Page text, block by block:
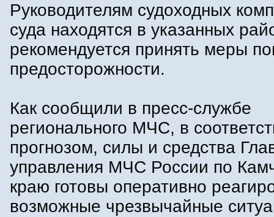
Руководителям судоходных
суда находятся в указанных
рекомендуется принять меры
предосторожности.
Как сообщили в пресс-службе
регионального МЧС, в
прогнозом, силы и средства
управления МЧС России по
краю готовы оперативно
возможные чрезвычайные